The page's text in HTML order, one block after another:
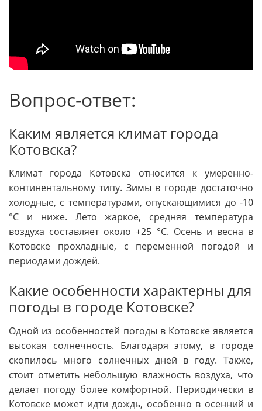
Вопрос-ответ:
Каким является климат города
Котовска?
Климат города Котовска относится к умеренно-
континентальному типу. Зимы в городе достаточно
холодные, с температурами, опускающимися до -10
°C и ниже. Лето жаркое, средняя температура
воздуха составляет около +25 °C. Осень и весна в
Котовске прохладные, с переменной погодой и
периодами дождей.
Какие особенности характерны для
погоды в городе Котовске?
Одной из особенностей погоды в Котовске является
высокая солнечность. Благодаря этому, в городе
скопилось много солнечных дней в году. Также,
стоит отметить небольшую влажность воздуха, что
делает погоду более комфортной. Периодически в
Котовске может идти дождь, особенно в осенний и